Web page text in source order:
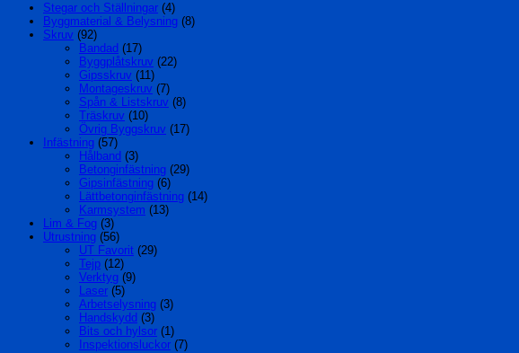
Stegar och Ställningar (4)
Byggmaterial & Belysning (8)
Skruv (92)
Bandad (17)
Byggplåtskruv (22)
Gipsskruv (11)
Montageskruv (7)
Spån & Listskruv (8)
Träskruv (10)
Övrig Byggskruv (17)
Infästning (57)
Hålband (3)
Betonginfästning (29)
Gipsinfästning (6)
Lättbetonginfästning (14)
Karmsystem (13)
Lim & Fog (3)
Utrustning (56)
UT Favorit (29)
Tejp (12)
Verktyg (9)
Laser (5)
Arbetselysning (3)
Handskydd (3)
Bits och hylsor (1)
Inspektionsluckor (7)